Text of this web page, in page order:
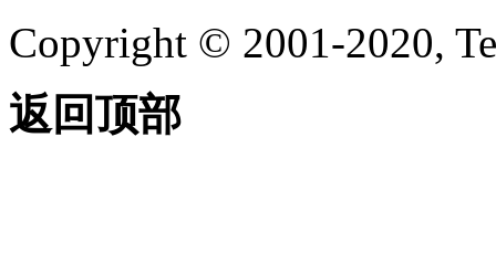
Copyright © 2001-2020,
返回顶部